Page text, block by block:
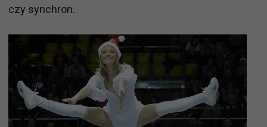
czy synchron.